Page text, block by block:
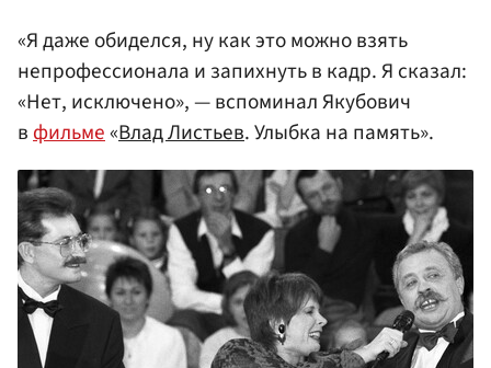
«Я даже обиделся, ну как это можно взять
непрофессионала и запихнуть в кадр. Я сказал:
«Нет, исключено», — вспоминал Якубович
вфильме«Влад Листьев. Улыбка на память».